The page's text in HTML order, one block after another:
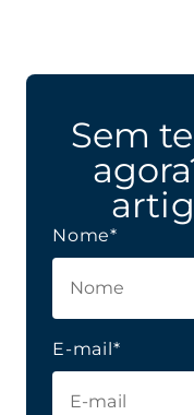
Sem
Nome*
E-mail*